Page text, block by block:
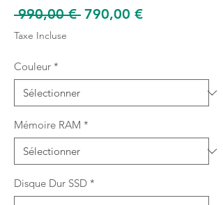
990,00 € Prix
790,00 €Prix
Taxe Incluse
Couleur *
Mémoire RAM *
Disque Dur SSD *